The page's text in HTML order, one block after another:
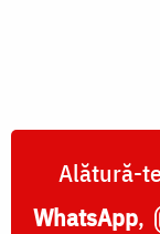
Alătură-
WhatsApp,